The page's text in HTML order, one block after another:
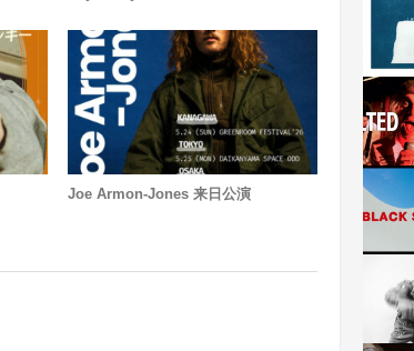
Joe Armon-Jones 来日公演